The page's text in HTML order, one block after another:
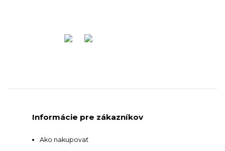
Informácie pre zákazníkov
Ako nakupovať